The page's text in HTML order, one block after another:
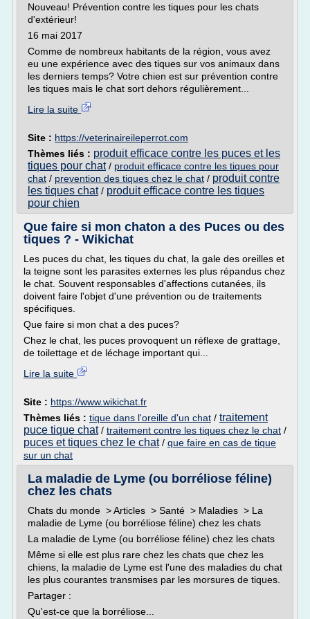
Nouveau! Prévention contre les tiques pour les chats
d'extérieur!
16 mai 2017
Comme de nombreux habitants de la région, vous avez
eu une expérience avec des tiques sur vos animaux dans
les derniers temps? Votre chien est sur prévention contre
les tiques mais le chat sort dehors régulièrement...
Lire la suite
Site : https://veterinaireileperrot.com
Thèmes liés : produit efficace contre les puces et les
tiques pour chat/ produit efficace contre les tiques pour
chat / prevention des tiques chez le chat / produit contre
les tiques chat/ produit efficace contre les tiques
pour chien
Que faire si mon chaton a des Puces ou des
tiques ? - Wikichat
Les puces du chat, les tiques du chat, la gale des oreilles et
la teigne sont les parasites externes les plus répandus chez
le chat. Souvent responsables d'affections cutanées, ils
doivent faire l'objet d'une prévention ou de traitements
spécifiques.
Que faire si mon chat a des puces?
Chez le chat, les puces provoquent un réflexe de grattage,
de toilettage et de léchage important qui...
Lire la suite
Site : https://www.wikichat.fr
Thèmes liés : tique dans l'oreille d'un chat / traitement
puce tique chat/ traitement contre les tiques chez le chat /
puces et tiques chez le chat/ que faire en cas de tique
sur un chat
La maladie de Lyme (ou borréliose féline)
chez les chats
Chats du monde > Articles > Santé > Maladies > La
maladie de Lyme (ou borréliose féline) chez les chats
La maladie de Lyme (ou borréliose féline) chez les chats
Même si elle est plus rare chez les chats que chez les
chiens, la maladie de Lyme est l'une des maladies du chat
les plus courantes transmises par les morsures de tiques.
Partager :
Qu'est-ce que la borréliose...